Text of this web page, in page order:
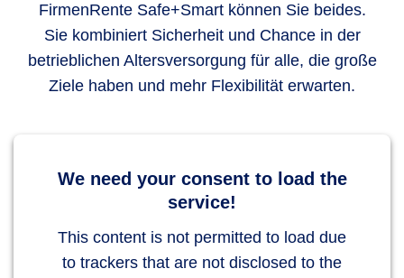
FirmenRente Safe+Smart können Sie beides.
Sie kombiniert Sicherheit und Chance in der
betrieblichen Altersversorgung für alle, die große
Ziele haben und mehr Flexibilität erwarten.
We need your consent to load the
service!
This content is not permitted to load due
to trackers that are not disclosed to the